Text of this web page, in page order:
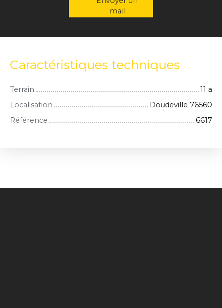
mail
Caractéristiques techniques
Terrain
11 a
Localisation
Doudeville 76560
Référence
6617